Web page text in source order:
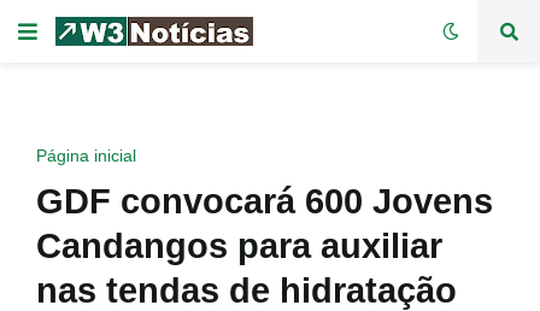
Página inicial
GDF convocará 600 Jovens
Candangos para auxiliar
nas tendas de hidratação